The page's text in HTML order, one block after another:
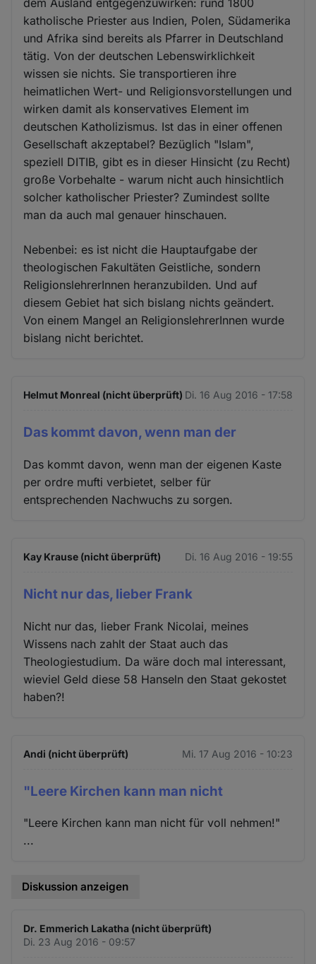
dem Ausland entgegenzuwirken: rund 1800
katholische Priester aus Indien, Polen, Südamerika
und Afrika sind bereits als Pfarrer in Deutschland
tätig. Von der deutschen Lebenswirklichkeit
wissen sie nichts. Sie transportieren ihre
heimatlichen Wert- und Religionsvorstellungen und
wirken damit als konservatives Element im
deutschen Katholizismus. Ist das in einer offenen
Gesellschaft akzeptabel? Bezüglich "Islam",
speziell DITIB, gibt es in dieser Hinsicht (zu Recht)
große Vorbehalte - warum nicht auch hinsichtlich
solcher katholischer Priester? Zumindest sollte
man da auch mal genauer hinschauen.
Nebenbei: es ist nicht die Hauptaufgabe der
theologischen Fakultäten Geistliche, sondern
ReligionslehrerInnen heranzubilden. Und auf
diesem Gebiet hat sich bislang nichts geändert.
Von einem Mangel an ReligionslehrerInnen wurde
bislang nicht berichtet.
Helmut Monreal (nicht überprüft) Di. 16 Aug 2016 - 17:58
Das kommt davon, wenn man der
Das kommt davon, wenn man der eigenen Kaste
per ordre mufti verbietet, selber für
entsprechenden Nachwuchs zu sorgen.
Kay Krause (nicht überprüft) Di. 16 Aug 2016 - 19:55
Nicht nur das, lieber Frank
Nicht nur das, lieber Frank Nicolai, meines
Wissens nach zahlt der Staat auch das
Theologiestudium. Da wäre doch mal interessant,
wieviel Geld diese 58 Hanseln den Staat gekostet
haben?!
Andi (nicht überprüft) Mi. 17 Aug 2016 - 10:23
"Leere Kirchen kann man nicht
"Leere Kirchen kann man nicht für voll nehmen!"
...
Diskussion anzeigen
Dr. Emmerich Lakatha (nicht überprüft)
Di. 23 Aug 2016 - 09:57